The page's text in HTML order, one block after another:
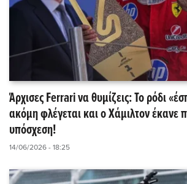
Άρχισες Ferrari να θυμίζεις: Το ρόδι
ακόμη φλέγεται και ο Χάμιλτον έκανε
υπόσχεση!
14/06/2026 - 18:25